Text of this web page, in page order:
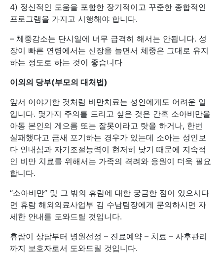
4) 정신적인 도움을 포함한 장기적이고 꾸준한 종합적인
프로그램을 가지고 시행해야 합니다.
– 체중감소는 단시일에 너무 급격히 해서는 안됩니다. 성
장이 빠른 연령에서는 신장을 늘면서 체중은 그대로 유지
하는 정도로 하는 것이 좋습니다
이외의 당부(부모의 대처법)
앞서 이야기한 것처럼 비만치료는 성인에게도 어려운 일
입니다. 몇가지 주의를 드리고 싶은 것은 간혹 소아비만을
아동 본인의 게으름 또는 잘못이라고 탓을 하거나, 한번
실패했다고 금새 포기하는 경우가 있는데 소아는 성인보
다 인내심과 자기조절능력이 현저히 낮기 때문에 지속적
인 비만 치료를 위해서는 가족의 격려와 응원이 더욱 필요
합니다.
“소아비만” 및 그 밖의 휴람에 대한 궁금한 점이 있으시다
면 휴람 해외의료사업부 김 수남팀장에게 문의하시면 자
세한 안내를 도와드릴 것입니다.
휴람이 상담부터 병원선정 – 진료예약 – 치료 – 사후관리
까지 보호자로서 도와드릴 것입니다.